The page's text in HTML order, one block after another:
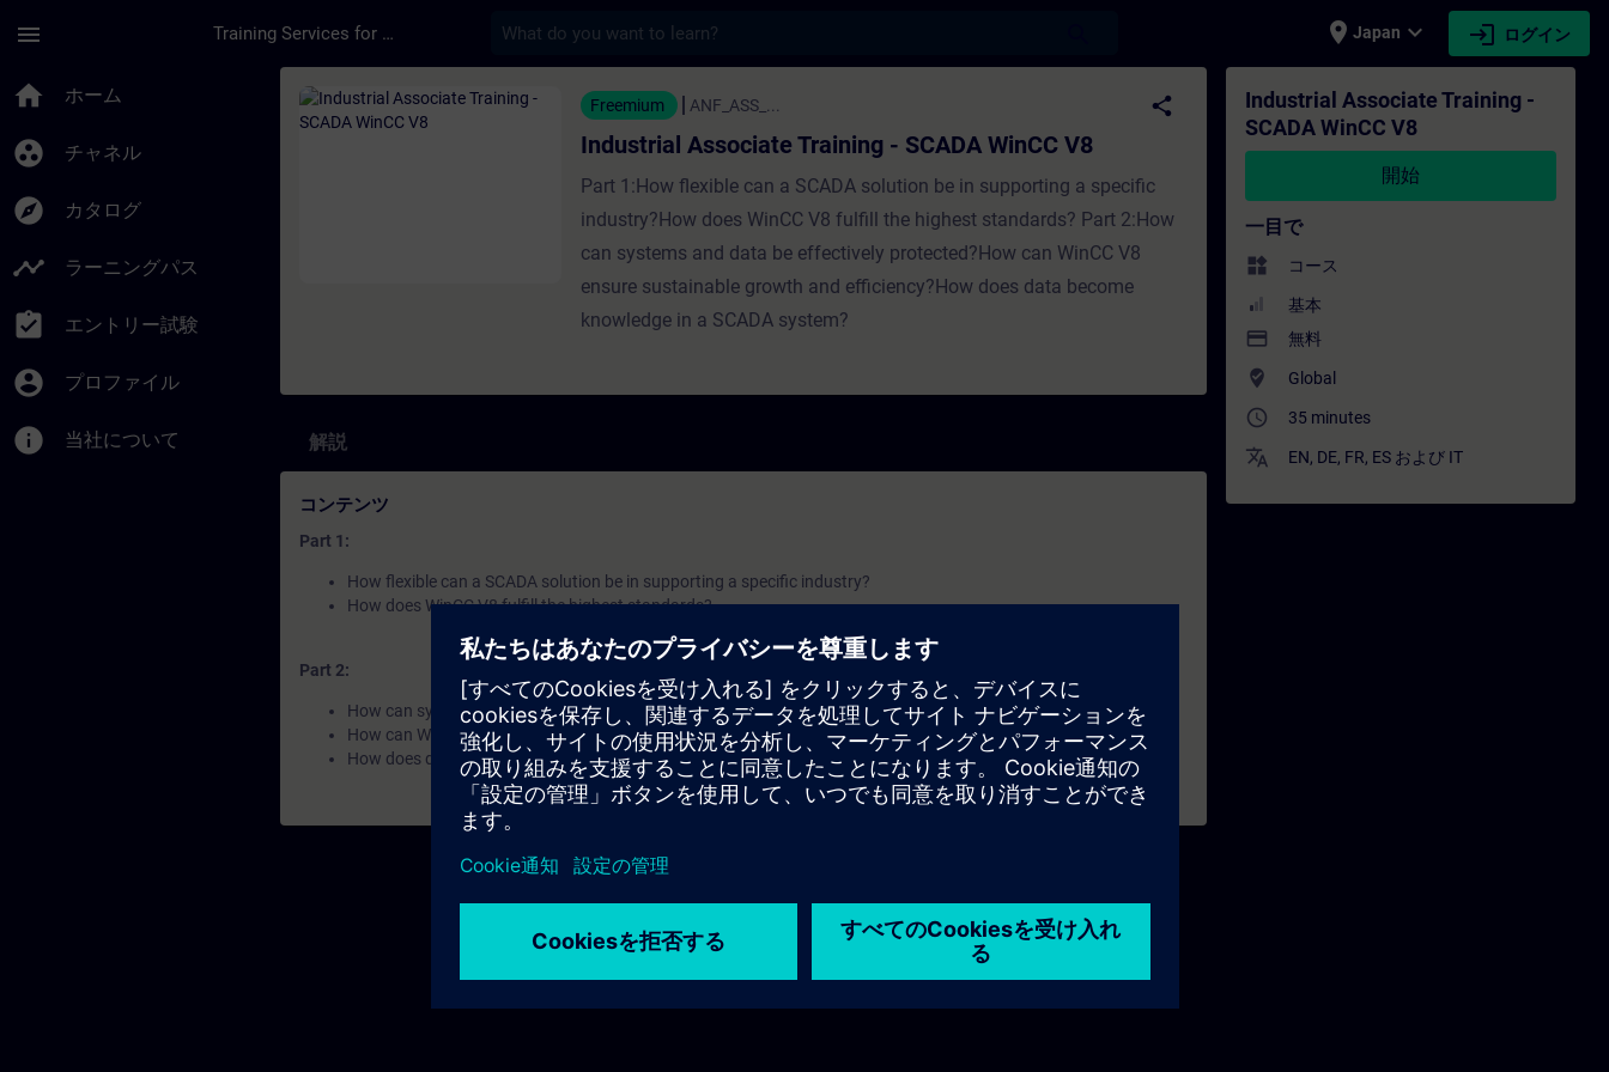
menu Training Services for Digital Industries place Japan expand_more login ログイン
home ホーム
group_work チャネル
explore カタログ
timeline ラーニングパス
assignment_turned_in エントリー試験
account_circle プロファイル
info 当社について
コース - Industrial Associate Training - SCADA WinCC V8 - トレーニング - トレーニング - 専門家開発 |
Freemium ANF_ASS_... share
Industrial Associate Training - SCADA WinCC V8
Part 1:How flexible can a SCADA solution be in supporting a specific
industry?How does WinCC V8 fulfill the highest standards? Part 2:How
can systems and data be effectively protected?How can WinCC V8
ensure sustainable growth and efficiency?How does data become
knowledge in a SCADA system?
解説
コンテンツ
Part 1:
How flexible can a SCADA solution be in supporting a specific industry?
How does WinCC V8 fulfill the highest standards?
Part 2:
How can systems and data be effectively protected?
How can WinCC V8 ensure sustainable growth and efficiency?
How does data become knowledge in a SCADA system?
Industrial Associate Training -
SCADA WinCC V8
開始
一目で
widgets コース
基本
payment 無料
where_to_vote Global
access_time 35 minutes
translate EN, DE, FR, ES および IT